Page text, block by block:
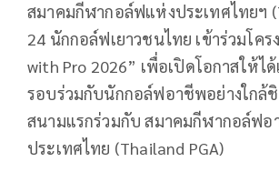
สมาคมกีฬากอล์ฟแห่งประเทศไทยฯ
24 นักกอล์ฟเยาวชนไทย เข้าร่วมโคร
with Pro 2026” เพื่อเปิดโอกาสให้ไ
รอบร่วมกับนักกอล์ฟอาชีพอย่างใกล้
สนามแรกร่วมกับ สมาคมกีฬากอล์ฟ
ประเทศไทย (Thailand PGA)